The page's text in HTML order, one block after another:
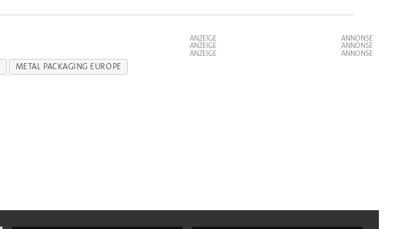
ANZEIGE
ANZEIGE
ANZEIGE
METAL PACKAGING EUROPE